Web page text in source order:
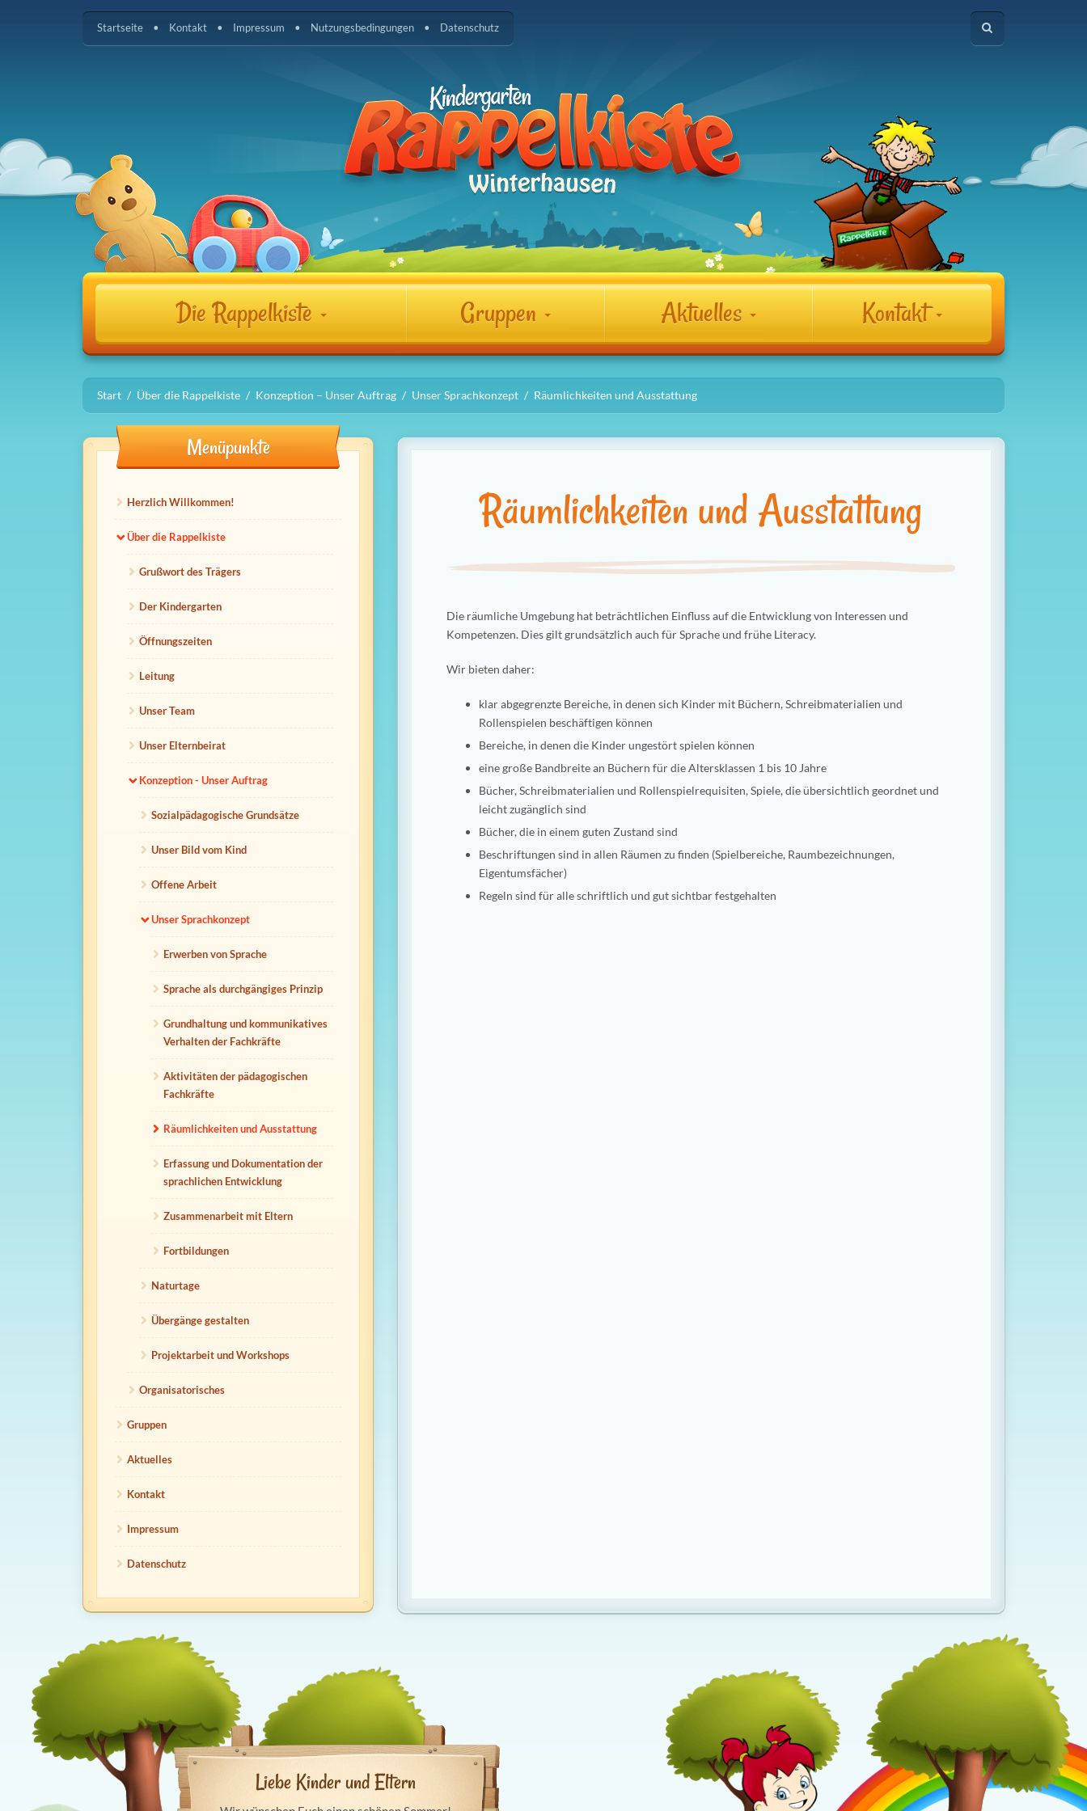
Startseite Kontakt Impressum Nutzungsbedingungen Datenschutz
Die Rappelkiste Gruppen Aktuelles Kontakt
Start Über die Rappelkiste Konzeption – Unser Auftrag Unser Sprachkonzept Räumlichkeiten und Ausstattung
Menüpunkte
Herzlich Willkommen!
Über die Rappelkiste
Grußwort des Trägers
Der Kindergarten
Öffnungszeiten
Leitung
Unser Team
Unser Elternbeirat
Konzeption - Unser Auftrag
Sozialpädagogische Grundsätze
Unser Bild vom Kind
Offene Arbeit
Unser Sprachkonzept
Erwerben von Sprache
Sprache als durchgängiges Prinzip
Grundhaltung und kommunikatives
Verhalten der Fachkräfte
Aktivitäten der pädagogischen
Fachkräfte
Räumlichkeiten und Ausstattung
Erfassung und Dokumentation der
sprachlichen Entwicklung
Zusammenarbeit mit Eltern
Fortbildungen
Naturtage
Übergänge gestalten
Projektarbeit und Workshops
Organisatorisches
Gruppen
Aktuelles
Kontakt
Impressum
Datenschutz
Räumlichkeiten und Ausstattung
Die räumliche Umgebung hat beträchtlichen Einfluss auf die Entwicklung von Interessen und
Kompetenzen. Dies gilt grundsätzlich auch für Sprache und frühe Literacy.
Wir bieten daher:
klar abgegrenzte Bereiche, in denen sich Kinder mit Büchern, Schreibmaterialien und
Rollenspielen beschäftigen können
Bereiche, in denen die Kinder ungestört spielen können
eine große Bandbreite an Büchern für die Altersklassen 1 bis 10 Jahre
Bücher, Schreibmaterialien und Rollenspielrequisiten, Spiele, die übersichtlich geordnet und
leicht zugänglich sind
Bücher, die in einem guten Zustand sind
Beschriftungen sind in allen Räumen zu finden (Spielbereiche, Raumbezeichnungen,
Eigentumsfächer)
Regeln sind für alle schriftlich und gut sichtbar festgehalten
Liebe Kinder und Eltern